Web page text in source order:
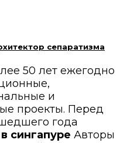
сепаратизма
50 лет ежегодно
и
проекты. Перед
года
сингапуре Авторы